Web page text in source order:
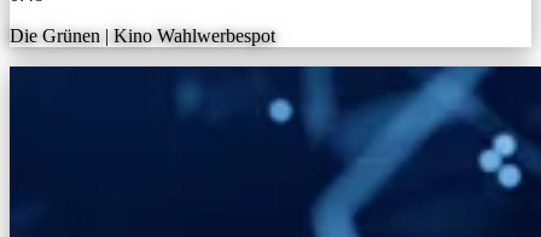
Die Grünen | Kino Wahlwerbespot